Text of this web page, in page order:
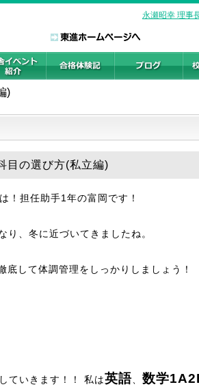
永瀬昭幸 理事
)
の選び方(私立編)
！担任助手1年の富岡です！
り、冬に近づいてきましたね。
底して体調管理をしっかりしましょう！
ていきます！！ 私は英語 数学